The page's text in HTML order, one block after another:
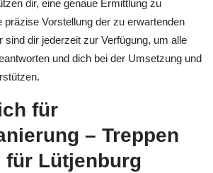
dir, eine genaue Ermittlung zu
präzise Vorstellung der zu erwartenden
sind dir jederzeit zur Verfügung, um alle
und dich bei der Umsetzung und
für
– Treppen
für Lütjenburg